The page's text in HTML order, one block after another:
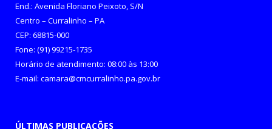
End.: Avenida Floriano Peixoto, S/N
Centro – Curralinho – PA
CEP: 68815-000
Fone: (91) 99215-1735
Horário de atendimento: 08:00 às 13:00
E-mail: camara@cmcurralinho.pa.gov.br
ÚLTIMAS PUBLICAÇÕES